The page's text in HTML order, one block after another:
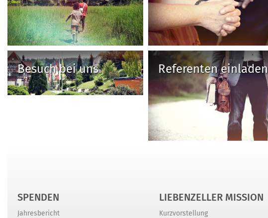
Besuch bei uns Referenten einladen
SPENDEN
Jahresbericht
LIEBENZELLER MISSION
Kurzvorstellung